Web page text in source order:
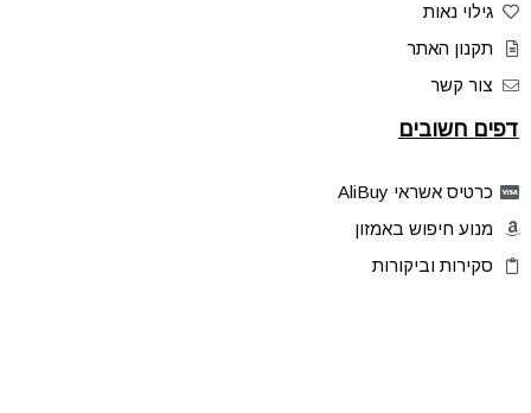
גילוי נאות
תקנון האתר
צור קשר
דפים חשובים
כרטיס אשראי AliBuy
מנוע חיפוש באמזון
סקירות וביקורות